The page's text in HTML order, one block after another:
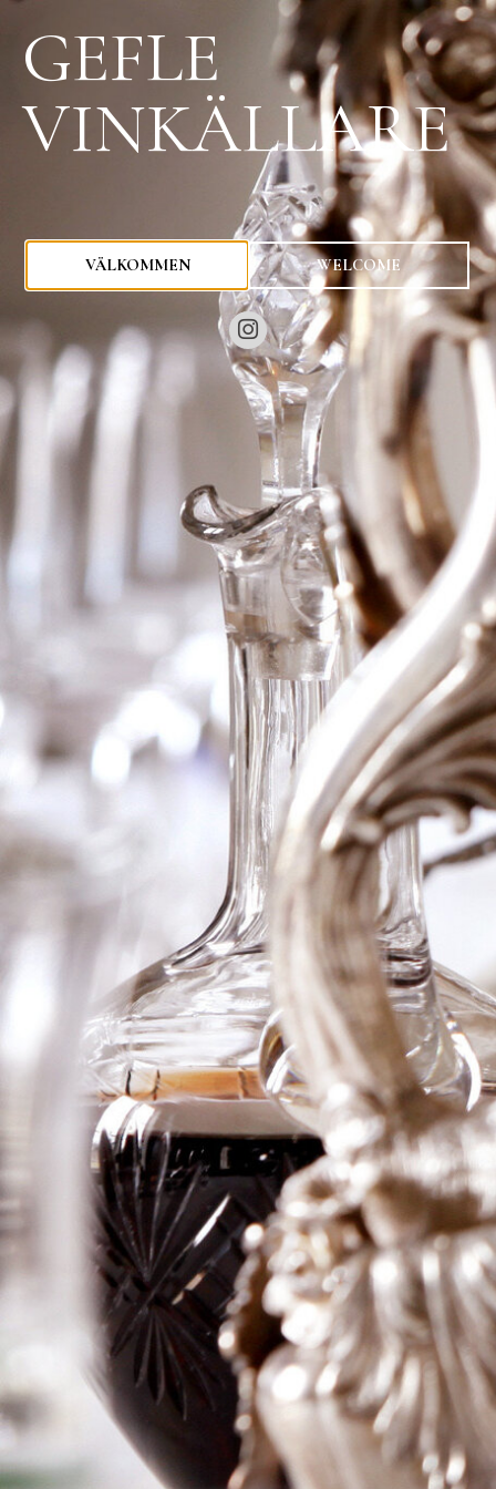
0kr
2015 Ch
Marquis
d’Alesme
Becker
Logga in för att se priset
Art.nr: 21094-01
Information
Producent
Ch Marquis d'Alesme
Becker
Årgång 2015
Land Frankrike
Område Margaux
GEFLE
VINKÄLLARE
VÄLKOMMEN WELCOME